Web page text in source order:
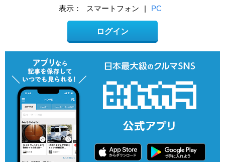
表示： スマートフォン | PC
ログイン